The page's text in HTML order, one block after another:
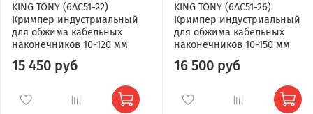
KING TONY (6AC51-22)
Кримпер индустриальный
для обжима кабельных
наконечников 10-120 мм
15 450 руб
KING TONY (6AC51-26)
Кримпер индустриальный
для обжима кабельных
наконечников 10-150 мм
16 500 руб